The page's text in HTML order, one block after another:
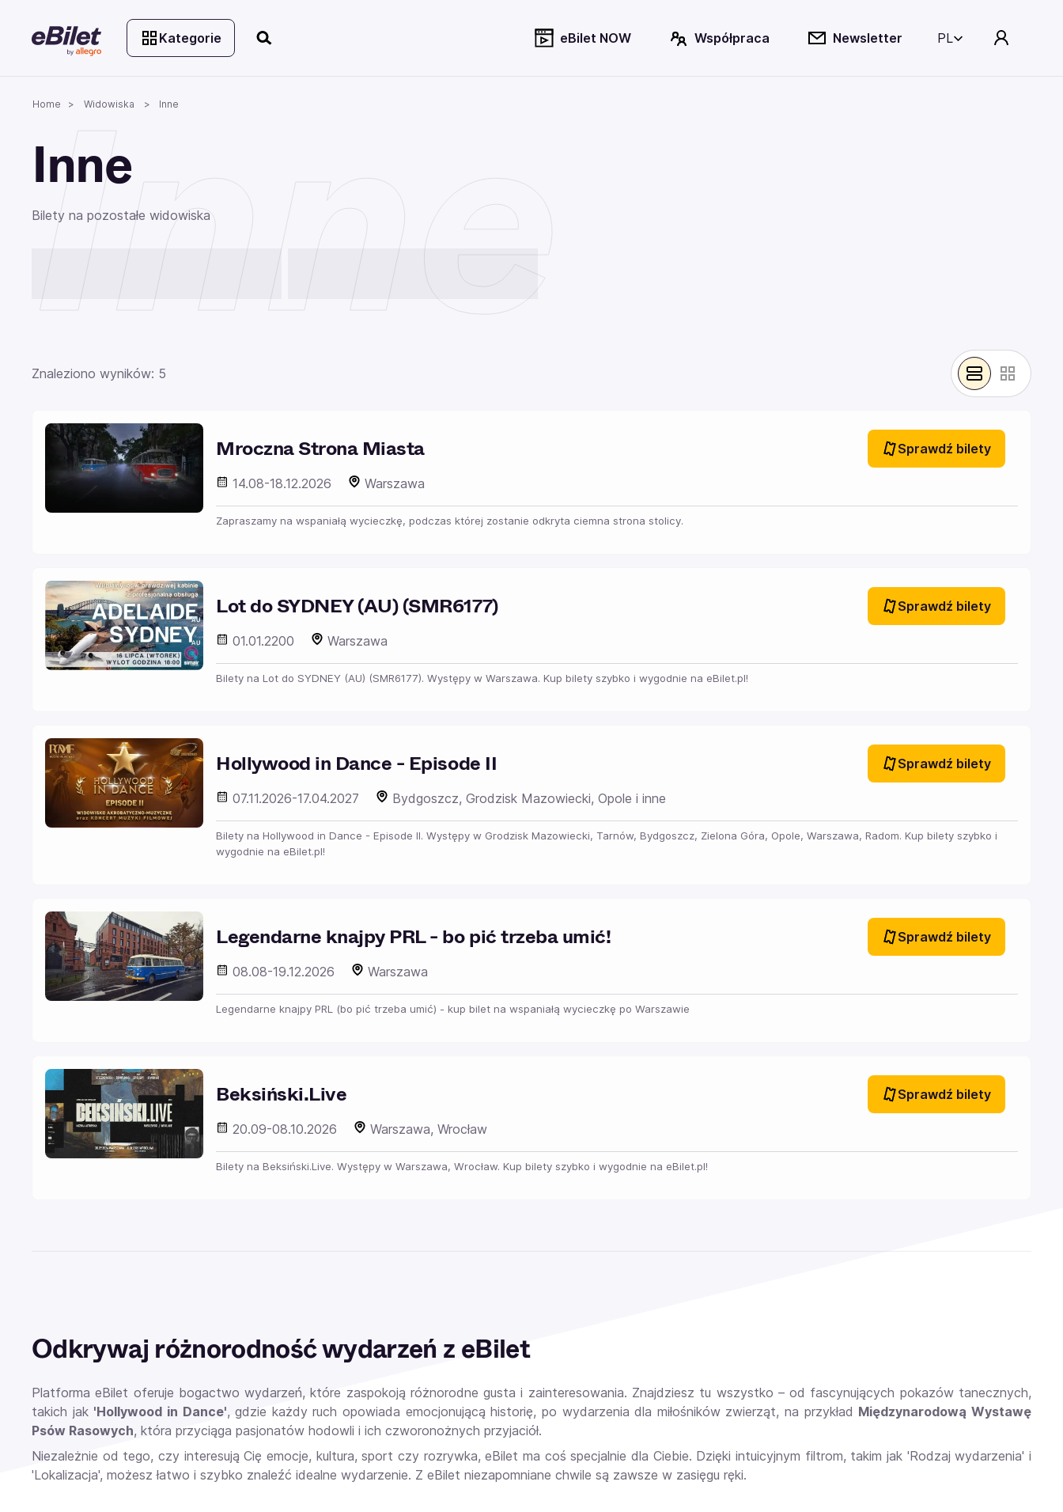
Kategorie eBilet NOW Współpraca Newsletter PL
Home Widowiska Inne
Inne
Inne
Bilety na pozostałe widowiska
Znaleziono wyników: 5
Mroczna Strona Miasta Sprawdź bilety
14.08-18.12.2026 Warszawa
Zapraszamy na wspaniałą wycieczkę, podczas której zostanie odkryta ciemna strona stolicy.
Lot do SYDNEY (AU) (SMR6177) Sprawdź bilety
01.01.2200 Warszawa
Bilety na Lot do SYDNEY (AU) (SMR6177). Występy w Warszawa. Kup bilety szybko i wygodnie na eBilet.pl!
Hollywood in Dance - Episode II Sprawdź bilety
07.11.2026-17.04.2027 Bydgoszcz, Grodzisk Mazowiecki, Opole i inne
Bilety na Hollywood in Dance - Episode II. Występy w Grodzisk Mazowiecki, Tarnów, Bydgoszcz, Zielona Góra, Opole, Warszawa, Radom. Kup bilety szybko i
wygodnie na eBilet.pl!
Legendarne knajpy PRL - bo pić trzeba umić! Sprawdź bilety
08.08-19.12.2026 Warszawa
Legendarne knajpy PRL (bo pić trzeba umić) - kup bilet na wspaniałą wycieczkę po Warszawie
Beksiński.Live Sprawdź bilety
20.09-08.10.2026 Warszawa, Wrocław
Bilety na Beksiński.Live. Występy w Warszawa, Wrocław. Kup bilety szybko i wygodnie na eBilet.pl!
Odkrywaj różnorodność wydarzeń z eBilet
Platforma eBilet oferuje bogactwo wydarzeń, które zaspokoją różnorodne gusta i zainteresowania. Znajdziesz tu wszystko – od fascynujących pokazów tanecznych,
takich jak 'Hollywood in Dance', gdzie każdy ruch opowiada emocjonującą historię, po wydarzenia dla miłośników zwierząt, na przykład Międzynarodową Wystawę
Psów Rasowych, która przyciąga pasjonatów hodowli i ich czworonożnych przyjaciół.
Niezależnie od tego, czy interesują Cię emocje, kultura, sport czy rozrywka, eBilet ma coś specjalnie dla Ciebie. Dzięki intuicyjnym filtrom, takim jak 'Rodzaj wydarzenia' i
'Lokalizacja', możesz łatwo i szybko znaleźć idealne wydarzenie. Z eBilet niezapomniane chwile są zawsze w zasięgu ręki.